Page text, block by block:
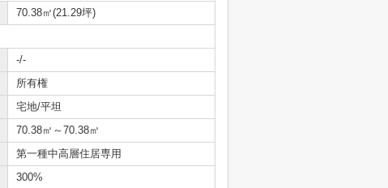
70.38㎡(21.29坪)
-/-
所有権
宅地/平坦
70.38㎡～70.38㎡
第一種中高層住居専用
300%